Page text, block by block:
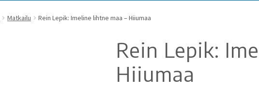
Matkailu Rein Lepik: Imeline lihtne maa – Hiiumaa
Rein Lepik:
Hiiumaa